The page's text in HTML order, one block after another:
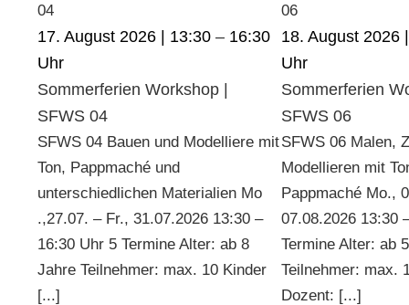
04
17. August 2026 | 13:30– 16:30
Sommerferien Workshop |
SFWS 04
SFWS 04 Bauen und Modelliere mit
Ton, Pappmaché und
unterschiedlichen Materialien Mo
.,27.07. – Fr., 31.07.2026 13:30 –
16:30 Uhr 5 Termine Alter: ab 8
Jahre Teilnehmer: max. 10 Kinder
[...]
06
18. August 2026
Sommerferien
SFWS 06
SFWS 06 Malen,
Modellieren mit
Pappmaché Mo.,
07.08.2026 13:30
Termine Alter: ab
Teilnehmer: max.
Dozent: [...]